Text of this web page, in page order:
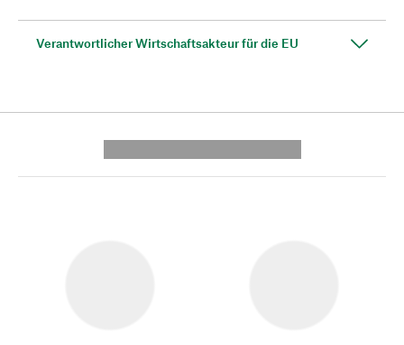
Verantwortlicher Wirtschaftsakteur für die EU